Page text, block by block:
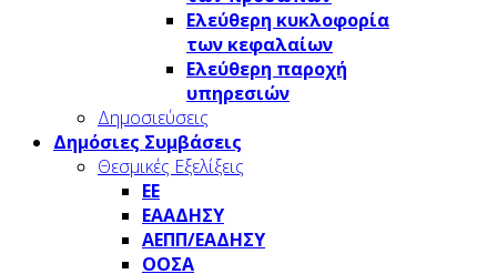
Ελεύθερη κυκλοφορία
των κεφαλαίων
Ελεύθερη παροχή
υπηρεσιών
Δημοσιεύσεις
Δημόσιες Συμβάσεις
Θεσμικές Εξελίξεις
ΕΕ
ΕΑΑΔΗΣΥ
ΑΕΠΠ/ΕΑΔΗΣΥ
ΟΟΣΑ